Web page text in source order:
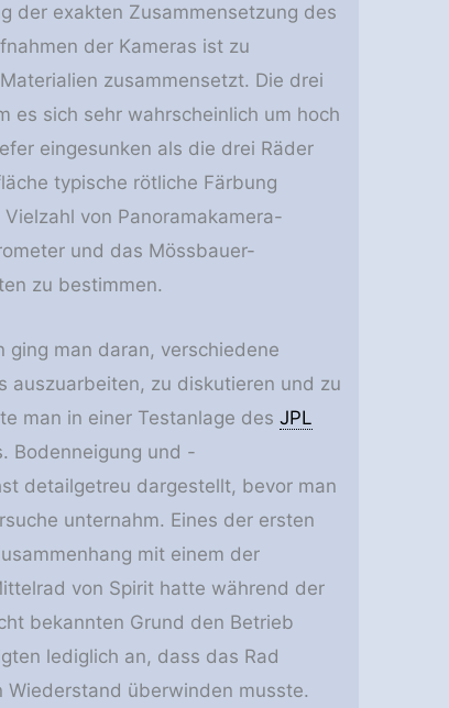
der exakten Zusammensetzung des
der Kameras ist zu
zusammensetzt. Die drei
es sich sehr wahrscheinlich um hoch
eingesunken als die drei Räder
typische rötliche Färbung
von Panoramakamera-
und das Mössbauer-
zu bestimmen.
ging man daran, verschiedene
auszuarbeiten, zu diskutieren und zu
man in einer Testanlage des JPL
Bodenneigung und -
detailgetreu dargestellt, bevor man
unternahm. Eines der ersten
mit einem der
von Spirit hatte während der
bekannten Grund den Betrieb
lediglich an, dass das Rad
überwinden musste.